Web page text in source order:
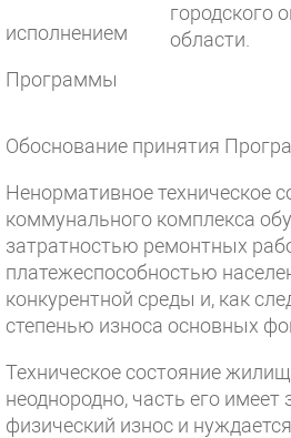
исполнением
Программы
городского
области.
Обоснование принятия
Ненормативное техническое
коммунального комплекса
затратностью ремонтных
платежеспособностью
конкурентной среды и, как
степенью износа основных
Техническое состояние
неоднородно, часть его имеет
физический износ и